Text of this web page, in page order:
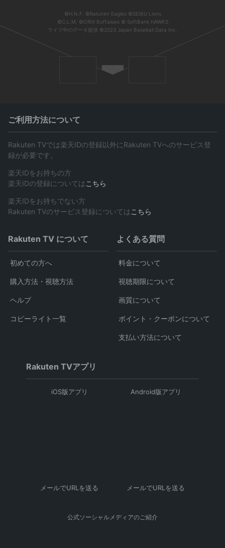
©H.N.F. ©Rakuten Eagles ©SEIBU Lions
©C.L.M. ©ORIX Buffaloes © SoftBank HAWKS
ライブ中のデータ提供 ©2023 Japan Baseball Data Inc.
ご利用方法について
Rakuten TVでは楽天IDの登録以外にRakuten TVへのサービス登
録が必要です。
楽天IDをお持ちの方
楽天IDの登録については こちら
楽天IDをお持ちでない方
Rakuten TVのサービス登録については こちら
Rakuten TV について
初めての方へ
購入方法・視聴方法
ヘルプ
コピーライト一覧
よくある質問
料金について
視聴期限について
画質について
ポイント・クーポンについて
支払い方法について
Rakuten TVアプリ
iOS版アプリ
メールでURLを送る
Android版アプリ
メールでURLを送る
公式ソーシャルメディアのご紹介